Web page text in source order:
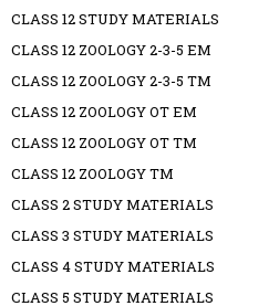
CLASS 12 STUDY MATERIALS
CLASS 12 ZOOLOGY 2-3-5 EM
CLASS 12 ZOOLOGY 2-3-5 TM
CLASS 12 ZOOLOGY OT EM
CLASS 12 ZOOLOGY OT TM
CLASS 12 ZOOLOGY TM
CLASS 2 STUDY MATERIALS
CLASS 3 STUDY MATERIALS
CLASS 4 STUDY MATERIALS
CLASS 5 STUDY MATERIALS